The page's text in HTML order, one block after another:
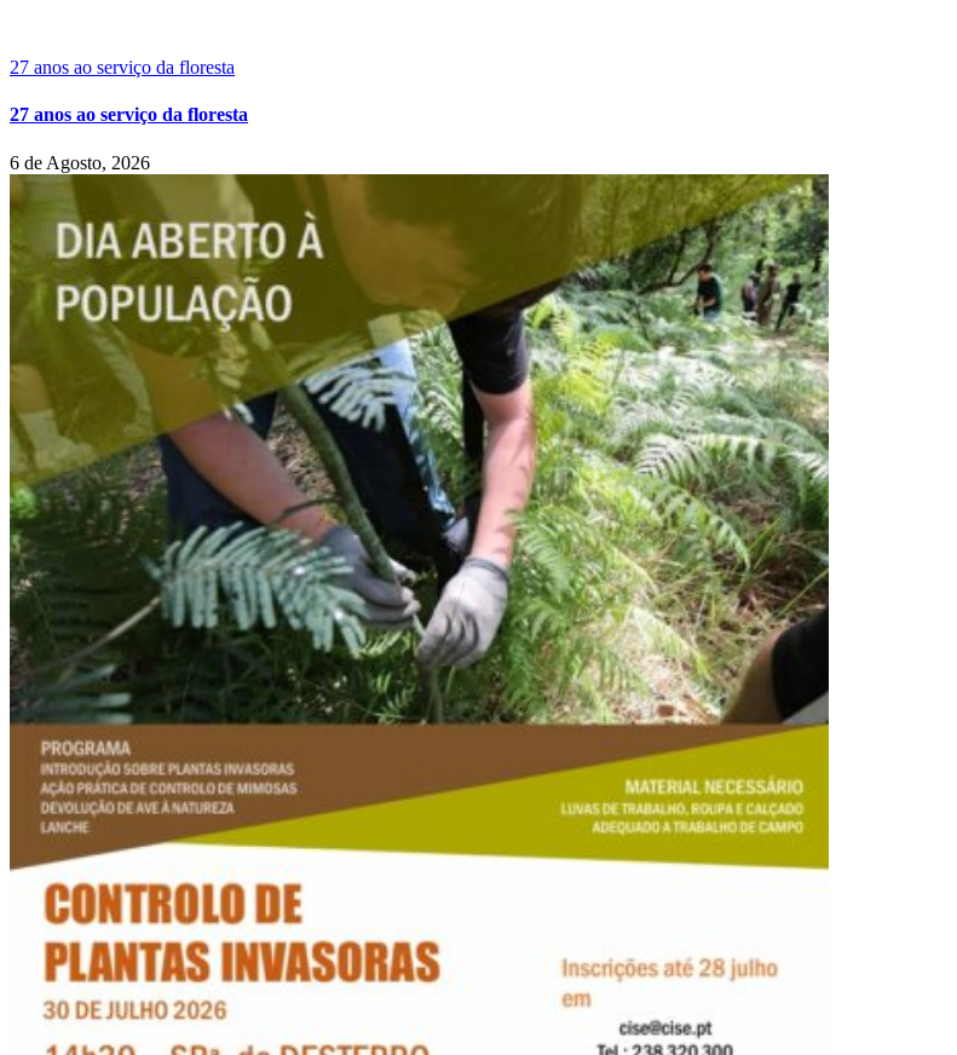
27 anos ao serviço da floresta
27 anos ao serviço da floresta
6 de Agosto, 2026